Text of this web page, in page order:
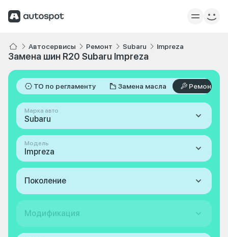
Автосервисы Ремонт Subaru Impreza
Замена шин R20 Subaru Impreza
ТО по регламенту Замена масла Ремонт
Марка авто
Subaru
Модель
Impreza
Поколение
Модификация